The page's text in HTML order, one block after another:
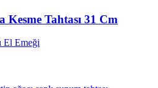
Kesme Tahtası 31 Cm
El Emeği